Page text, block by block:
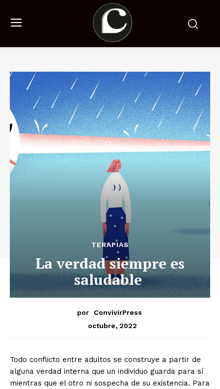
TERAPIAS
La verdad siempre es
saludable
por
ConvivirPress
octubre, 2022
Todo conflicto entre adultos se construye a partir de
alguna verdad interna que un individuo guarda para sí
mientras que el otro ni sospecha de su existencia. Para